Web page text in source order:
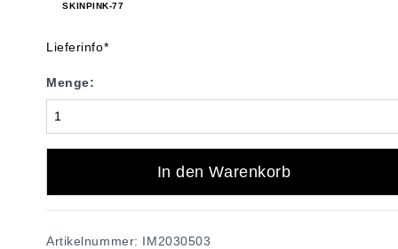
SKINPINK-77
Lieferinfo*
Menge:
In den Warenkorb
Artikelnummer: IM2030503